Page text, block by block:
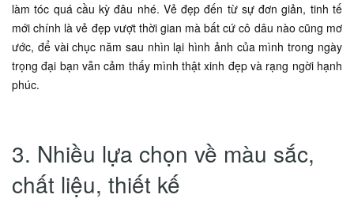
làm tóc quá cầu kỳ đâu nhé. Vẻ đẹp đến từ sự đơn giản, tinh tế
mới chính là vẻ đẹp vượt thời gian mà bất cứ cô dâu nào cũng mơ
ước, để vài chục năm sau nhìn lại hình ảnh của mình trong ngày
trọng đại bạn vẫn cảm thấy mình thật xinh đẹp và rạng ngời hạnh
phúc.
3. Nhiều lựa chọn về màu sắc,
chất liệu, thiết kế